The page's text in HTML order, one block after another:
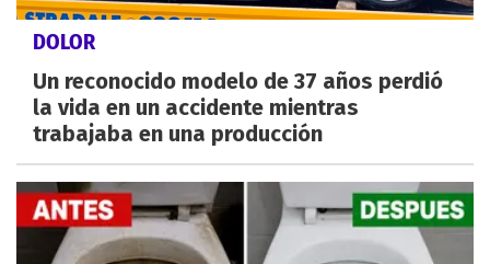
DOLOR
Un reconocido modelo de 37 años perdió
la vida en un accidente mientras
trabajaba en una producción